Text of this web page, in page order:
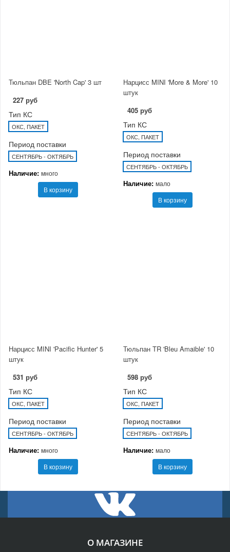
Тюльпан DBE 'North Cap' 3 шт
227 руб
Тип КС
ОКС, ПАКЕТ
Период поставки
СЕНТЯБРЬ - ОКТЯБРЬ
Наличие: много
В корзину
Нарцисс MINI 'More & More' 10
штук
405 руб
Тип КС
ОКС, ПАКЕТ
Период поставки
СЕНТЯБРЬ - ОКТЯБРЬ
Наличие: мало
В корзину
Нарцисс MINI 'Pacific Hunter' 5
штук
531 руб
Тип КС
ОКС, ПАКЕТ
Период поставки
СЕНТЯБРЬ - ОКТЯБРЬ
Наличие: много
В корзину
Тюльпан TR 'Bleu Amaible' 10
штук
598 руб
Тип КС
ОКС, ПАКЕТ
Период поставки
СЕНТЯБРЬ - ОКТЯБРЬ
Наличие: мало
В корзину
О МАГАЗИНЕ